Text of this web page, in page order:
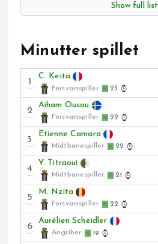
Show full list
Minutter spillet
1
C. Keita
Forsvarsspiller 23
2
Aiham Ousou
Forsvarsspiller 22
3
Etienne Camara
Midtbanespiller 22
4
Y. Titraoui
Midtbanespiller 21
5
M. Nzita
Forsvarsspiller 22
6
Aurélien Scheidler
Angriber 19